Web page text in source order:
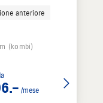
anteriore
(kombi)
/mese